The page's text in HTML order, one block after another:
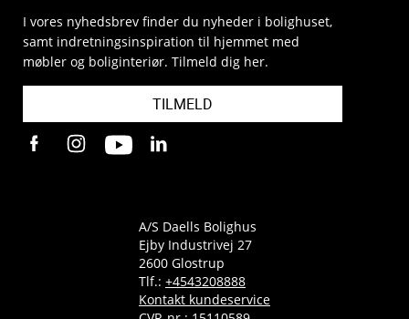
I vores nyhedsbrev finder du nyheder i bolighuset,
samt indretningsinspiration til hjemmet med
møbler og boliginteriør. Tilmeld dig her.
TILMELD
A/S Daells Bolighus
Ejby Industrivej 27
2600 Glostrup
Tlf.: +4543208888
Kontakt kundeservice